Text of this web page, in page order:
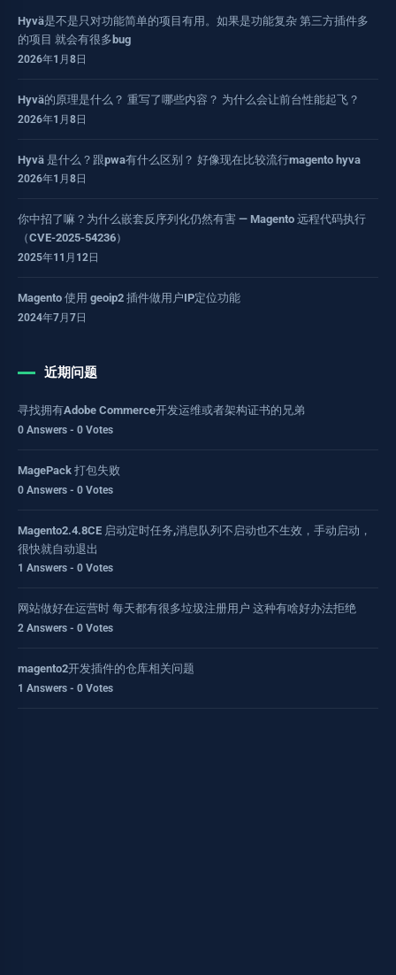
Hyvä是不是只对功能简单的项目有用。如果是功能复杂 第三方插件多
的项目 就会有很多bug
2026年1月8日
Hyvä的原理是什么？ 重写了哪些内容？ 为什么会让前台性能起飞？
2026年1月8日
Hyvä 是什么？跟pwa有什么区别？ 好像现在比较流行magento hyva
2026年1月8日
你中招了嘛？为什么嵌套反序列化仍然有害 — Magento 远程代码执行
（CVE-2025-54236）
2025年11月12日
Magento 使用 geoip2 插件做用户IP定位功能
2024年7月7日
近期问题
寻找拥有Adobe Commerce开发运维或者架构证书的兄弟
0 Answers - 0 Votes
MagePack 打包失败
0 Answers - 0 Votes
Magento2.4.8CE 启动定时任务,消息队列不启动也不生效，手动启动，
很快就自动退出
1 Answers - 0 Votes
网站做好在运营时 每天都有很多垃圾注册用户 这种有啥好办法拒绝
2 Answers - 0 Votes
magento2开发插件的仓库相关问题
1 Answers - 0 Votes